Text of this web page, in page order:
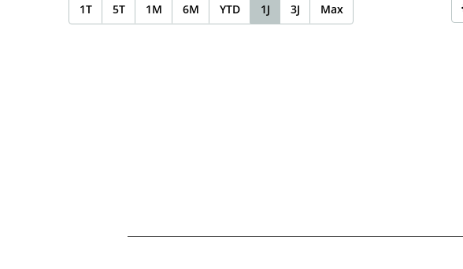
1T 5T 1M 6M YTD 1J 3J Max
Chart